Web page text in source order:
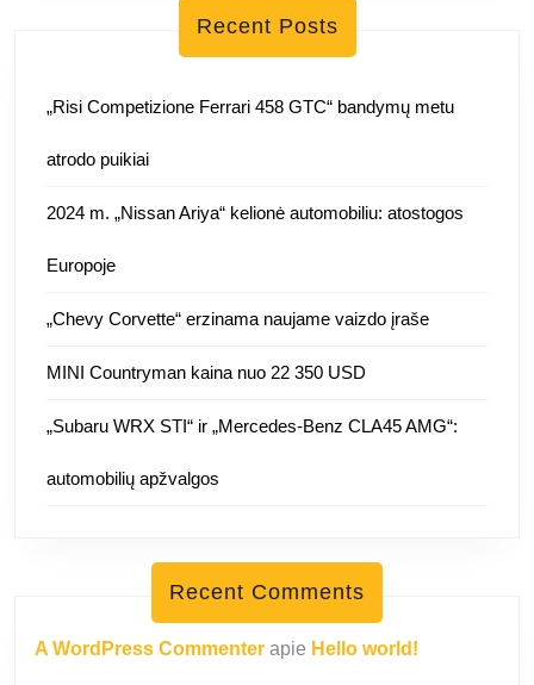
Recent Posts
„Risi Competizione Ferrari 458 GTC“ bandymų metu
atrodo puikiai
2024 m. „Nissan Ariya“ kelionė automobiliu: atostogos
Europoje
„Chevy Corvette“ erzinama naujame vaizdo įraše
MINI Countryman kaina nuo 22 350 USD
„Subaru WRX STI“ ir „Mercedes-Benz CLA45 AMG“:
automobilių apžvalgos
Recent Comments
A WordPress Commenter apie Hello world!